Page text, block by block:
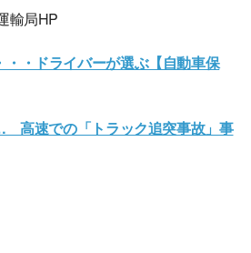
輸局HP
・ドライバーが選ぶ【自動車保
高速での「トラック追突事故」事